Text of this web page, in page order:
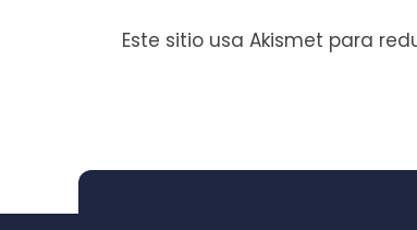
Este sitio usa Akismet para